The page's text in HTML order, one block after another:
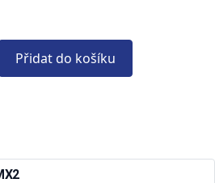
Přidat do košíku